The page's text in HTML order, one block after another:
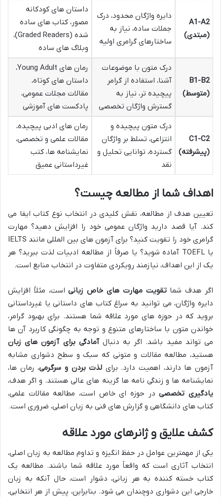
A1-A2
(مبتدی)
دایره واژگان محدود، درک
جملات ساده، نیاز به
ساختارهای گرامری اولیه
داستان های کودکانه
مصور، کتاب های ساده
شده (Graded Readers)،
وبلاگ های ساده
B1-B2
(متوسط)
درک متون با موضوعات
آشنا، استفاده از گرامر
پیچیده تر، نیاز به
گسترش واژگان تخصصی
رمان های Young Adult،
داستان های کوتاه،
مقالات مجلات عمومی،
پادکست های آموزشی
C1-C2
(پیشرفته)
درک متون پیچیده و
انتزاعی، تسلط بر واژگان
گسترده، توانایی تحلیل و
نقد
رمان های ادبی پیچیده،
مقالات علمی و تخصصی،
نمایشنامه ها، کتب
غیرداستانی عمیق
اهداف شما از مطالعه چیست؟
تعیین هدف از مطالعه، نقش کلیدی در انتخاب نوع کتاب ایفا می
کند. آیا قصد دارید واژگان عمومی خود را افزایش دهید؟ مهارت
گرامری خود را تقویت کنید؟ برای آزمون های بین المللی مانند IELTS
یا TOEFL آماده شوید؟ یا صرفاً از مطالعه ادبیات لذت ببرید؟ هر
یک از این اهداف، نیازمند رویکردی متفاوت در انتخاب منابع است.
اگر هدف شماتقویت مهارت های خاص زبانیاست، مثلاً افزایش
دایره واژگان، می توانید به سراغ کتاب های داستانی یا غیرداستانی
بروید که در حوزه های مورد علاقه شما هستند. برای بهبود گرامر،
خواندن متون با ساختارهای متنوع و توجه به چگونگی کاربرد آن ها
می تواند مفید باشد. اگر به دنبالآمادگی برای آزمون های زبان
هستید، مطالعه مقالات و متونی که سبک و سطح دشواری مشابه
آزمون ها دارند، اهمیت دارد. برای لذت بردن و سرگرمی، رمان ها،
نمایشنامه ها و زندگی نامه ها گزینه های عالی هستند. و اگر هدف،
یادگیری تخصصیدر حوزه ای خاص است، مطالعه مقالات علمی،
کتاب های دانشگاهی و گزارش های فنی به زبان اصلی، ضروری است.
کشف علایق و ژانرهای مورد علاقه
یکی از مهمترین عوامل در حفظ انگیزه و تداوم مطالعه به زبان اصلی،
انتخاب آثاری است که واقعاً مورد علاقه شما باشند. مطالعه یک
کتاب خسته کننده به هر زبانی، دشوار است، حال آنکه به زبان
خارجی این دشواری دوچندان می شود. بنابراین، پیش از هر انتخابی،